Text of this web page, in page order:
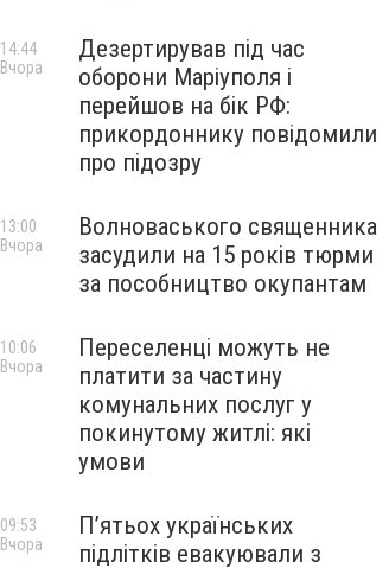
Дезертирував під час
оборони Маріуполя і
перейшов на бік РФ:
прикордоннику повідомили
про підозру
14:44
Вчора
Волноваського священника
засудили на 15 років тюрми
за пособництво окупантам
13:00
Вчора
Переселенці можуть не
платити за частину
комунальних послуг у
покинутому житлі: які
умови
10:06
Вчора
П’ятьох українських
підлітків евакуювали з
09:53
Вчора